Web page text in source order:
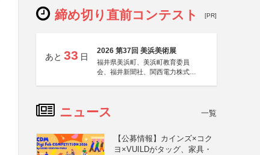
締め切り直前コンテスト [PR]
あと 33 日
2026 第37回 美浜美術展
福井県美浜町、美浜町教育委員
会、福井新聞社、関西電力株式会
ニュース 一覧
【公募情報】カインズ×コク
ヨ×VUILDがタッグ、家具・